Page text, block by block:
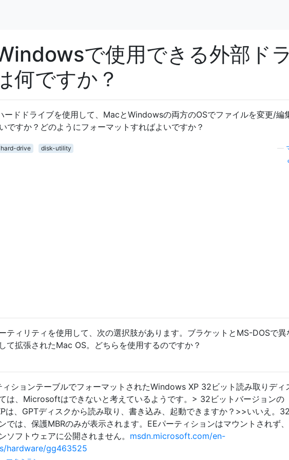
で使用できる外部ドラ
何ですか？
ードドライブを使用して、MacとWindowsの両方のOSでファイルを変更/編
ですか？どのようにフォーマットすればよいですか？
hard-drive
disk-utility
ティリティを使用して、次の選択肢があります。ブラケットとMS-DOSで異
て拡張されたMac OS。どちらを使用するのですか？
ィションテーブルでフォーマットされたWindows XP 32ビット読み取りディ
は、Microsoftはできないと考えているようです。> 32ビットバージョンの
は、GPTディスクから読み取り、書き込み、起動できますか？>>いいえ。
では、保護MBRのみが表示されます。EEパーティションはマウントされず
ソフトウェアに公開されません。 msdn.microsoft.com/en-
hardware/gg463525